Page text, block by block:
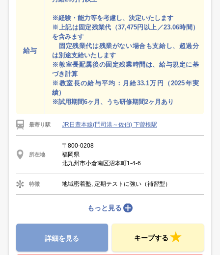
給与
※経験・能力等を考慮し、決定いたします
※上記は固定残業代（37,475円以上／23.06時間）
を含みます
固定残業代は残業がない場合も支給し、超過分
は別途支給いたします
※教室長配属後の固定残業時間は、給与規定に基
づき計算
※教室長の給与平均：月給33.1万円（2025年実
績）
※試用期間6ヶ月、うち研修期間2ヶ月あり
最寄り駅 JR日豊本線(門司港～佐伯) 下曽根駅
所在地
〒800-0208
福岡県
北九州市小倉南区沼本町1-4-6
特徴 地域密着塾, 定期テストに強い（補習型）
もっと見る
詳細を見る キープする